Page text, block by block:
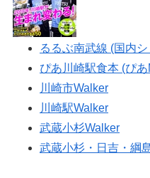
るるぶ南武線 (国内
ぴあ川崎駅食本 (ぴ
川崎市Walker
川崎駅Walker
武蔵小杉Walker
武蔵小杉・日吉・綱